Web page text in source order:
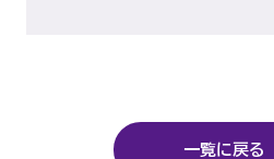
一覧に戻る